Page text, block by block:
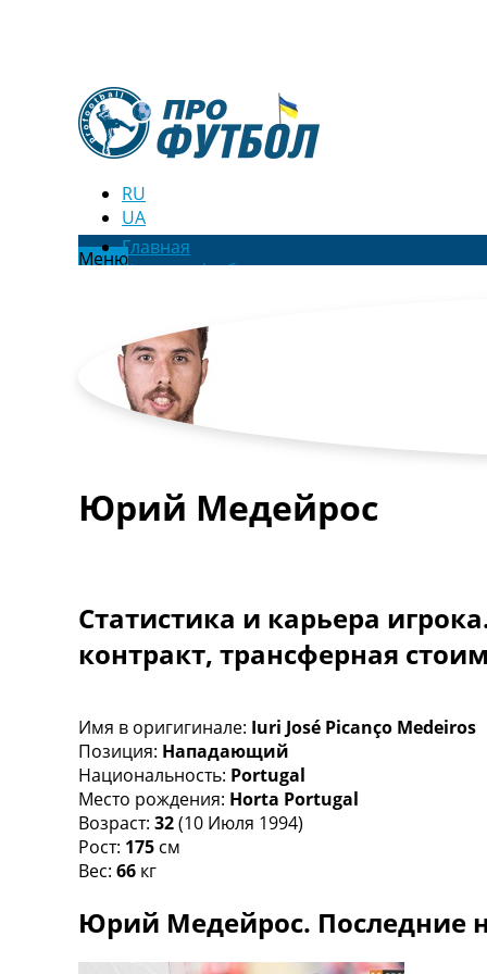
RU
UA
МенюГлавная
Новости футбола
Новости футбола Украины
Последние комментарии
Конкурс прогнозов
Логин
Рейтинги
Турниры
Чемпионат Мира
Англия. Премьер Лига
Испания. Ла Лига
Другие Турниры >>>
Таблицы групп Чемпионата Мира
Украина. Премьер-Лига
Украина. Первая Лига
Лига Чемпионов. Таблицы групп
Англия. Премьер-Лига
Испания. Ла Лига
Рейтинг стран УЕФА
Рейтинг клубов УЕФА
Рейтинг ФИФА
Юрий Медейрос
Статистика и карьера
контракт, трансферная
Имя в оригигинале: Iuri José Picanço Medeiros
Позиция: Нападающий
Национальность: Portugal
Место рождения: Horta Portugal
Возраст: 32(10 Июля 1994)
Рост: 175 см
Вес: 66 кг
Юрий Медейрос. Последние